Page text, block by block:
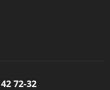
72-32